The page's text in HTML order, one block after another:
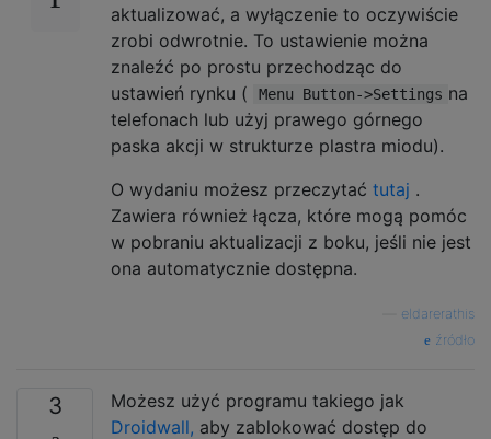
aktualizować, a wyłączenie to oczywiście
zrobi odwrotnie. To ustawienie można
znaleźć po prostu przechodząc do
ustawień rynku (
Menu Button->Settings na
telefonach lub użyj prawego górnego
paska akcji w strukturze plastra miodu).
O wydaniu możesz przeczytać tutaj .
Zawiera również łącza, które mogą pomóc
w pobraniu aktualizacji z boku, jeśli nie jest
ona automatycznie dostępna.
eldarerathis
źródło
3
Możesz użyć programu takiego jak
Droidwall, aby zablokować dostęp do